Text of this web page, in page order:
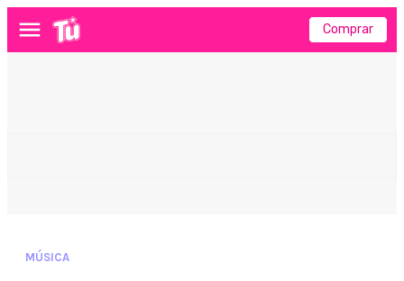
Menú Comprar
MÚSICA